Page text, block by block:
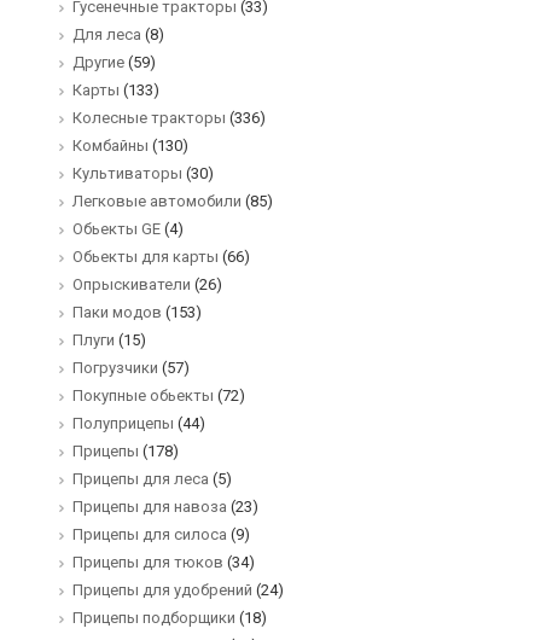
Гусенечные тракторы (33)
Для леса (8)
Другие (59)
Карты (133)
Колесные тракторы (336)
Комбайны (130)
Культиваторы (30)
Легковые автомобили (85)
Обьекты GE (4)
Обьекты для карты (66)
Опрыскиватели (26)
Паки модов (153)
Плуги (15)
Погрузчики (57)
Покупные обьекты (72)
Полуприцепы (44)
Прицепы (178)
Прицепы для леса (5)
Прицепы для навоза (23)
Прицепы для силоса (9)
Прицепы для тюков (34)
Прицепы для удобрений (24)
Прицепы подборщики (18)